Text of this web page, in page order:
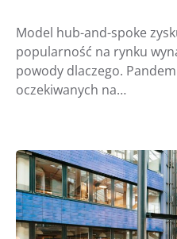
Model hub-and-spoke
popularność na rynku
powody dlaczego.
oczekiwanych na…